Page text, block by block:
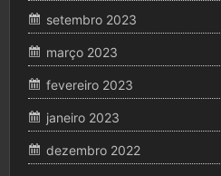
setembro 2023
março 2023
fevereiro 2023
janeiro 2023
dezembro 2022